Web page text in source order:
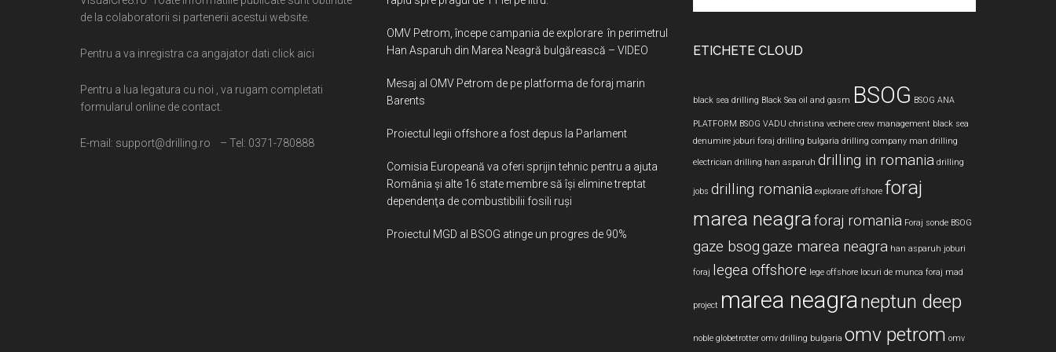
de la colaboratorii si partenerii acestui website.
Pentru a va inregistra ca angajator dati click aici
Pentru a lua legatura cu noi , va rugam completati
formularul online de contact.
E-mail: support@drilling.ro – Tel: 0371-780888
OMV Petrom, începe campania de explorare în perimetrul
Han Asparuh din Marea Neagră bulgărească – VIDEO
Mesaj al OMV Petrom de pe platforma de foraj marin
Barents
Proiectul legii offshore a fost depus la Parlament
Comisia Europeană va oferi sprijin tehnic pentru a ajuta
România şi alte 16 state membre să îşi elimine treptat
dependenţa de combustibilii fosili ruşi
Proiectul MGD al BSOG atinge un progres de 90%
ETICHETE CLOUD
black sea drilling Black Sea oil and gasm BSOG BSOG ANA
PLATFORM BSOG VADU christina vechere crew management black sea
denumire joburi foraj drilling bulgaria drilling company man drilling
electrician drilling han asparuh drilling in romania drilling
jobs drilling romania explorare offshore foraj
marea neagraforaj romania Foraj sonde BSOG
gaze bsoggaze marea neagra han asparuh joburi
foraj legea offshore lege offshore locuri de munca foraj mad
project marea neagraneptun deep
noble globetrotter omv drilling bulgaria omv petrom omv